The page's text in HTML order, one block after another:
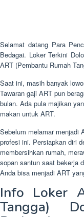
Selamat datang Para
Bedagai. Loker Terkini
ART (Pembantu Rumah
Saat ini, masih banyak
Tawaran gaji ART pun
bulan. Ada pula majikan
makan untuk ART.
Sebelum melamar menjadi
profesi ini. Persiapkan diri
membersihkan rumah,
sopan santun saat bekerja
Anda bisa menjadi ART
Info Loker
Tangga)